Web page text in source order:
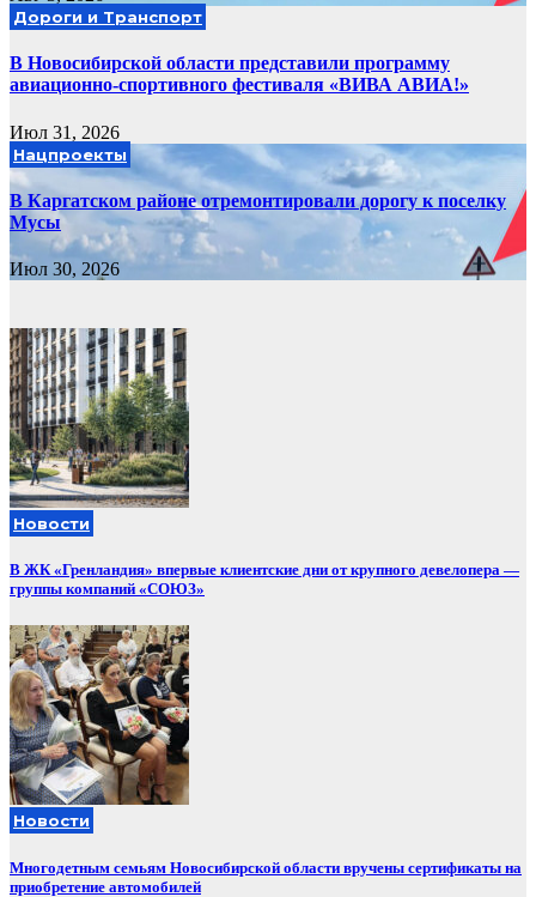
Дороги и Транспорт
В Новосибирской области представили программу
авиационно-спортивного фестиваля «ВИВА АВИА!»
Июл 31, 2026
Нацпроекты
В Каргатском районе отремонтировали дорогу к поселку
Мусы
Июл 30, 2026
Новости
В ЖК «Гренландия» впервые клиентские дни от крупного девелопера —
группы компаний «СОЮЗ»
Новости
Многодетным семьям Новосибирской области вручены сертификаты на
приобретение автомобилей